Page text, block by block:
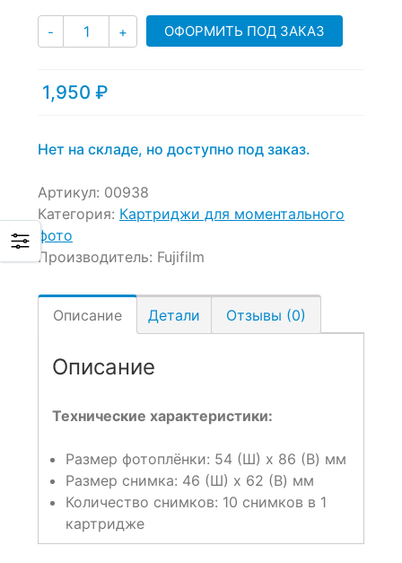
- Количество
+ ОФОРМИТЬ ПОД ЗАКАЗ
1,950 ₽
Нет на складе, но доступно под заказ.
Артикул: 00938
Категория: Картриджи для моментального
фото
Производитель: Fujifilm
Описание Детали Отзывы (0)
Описание
Технические характеристики:
Размер фотоплёнки: 54 (Ш) x 86 (В) мм
Размер снимка: 46 (Ш) x 62 (В) мм
Количество снимков: 10 снимков в 1
картридже